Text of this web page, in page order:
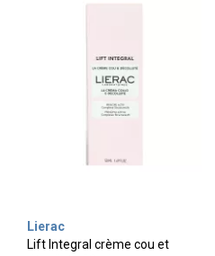
Lierac
Lift Integral crème cou et